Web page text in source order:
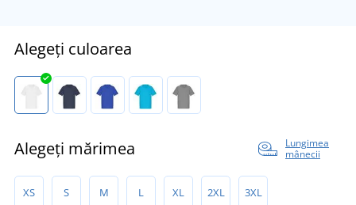
Alegeți culoarea
Alegeți mărimea
Lungimea
mânecii
XS S M L XL 2XL 3XL